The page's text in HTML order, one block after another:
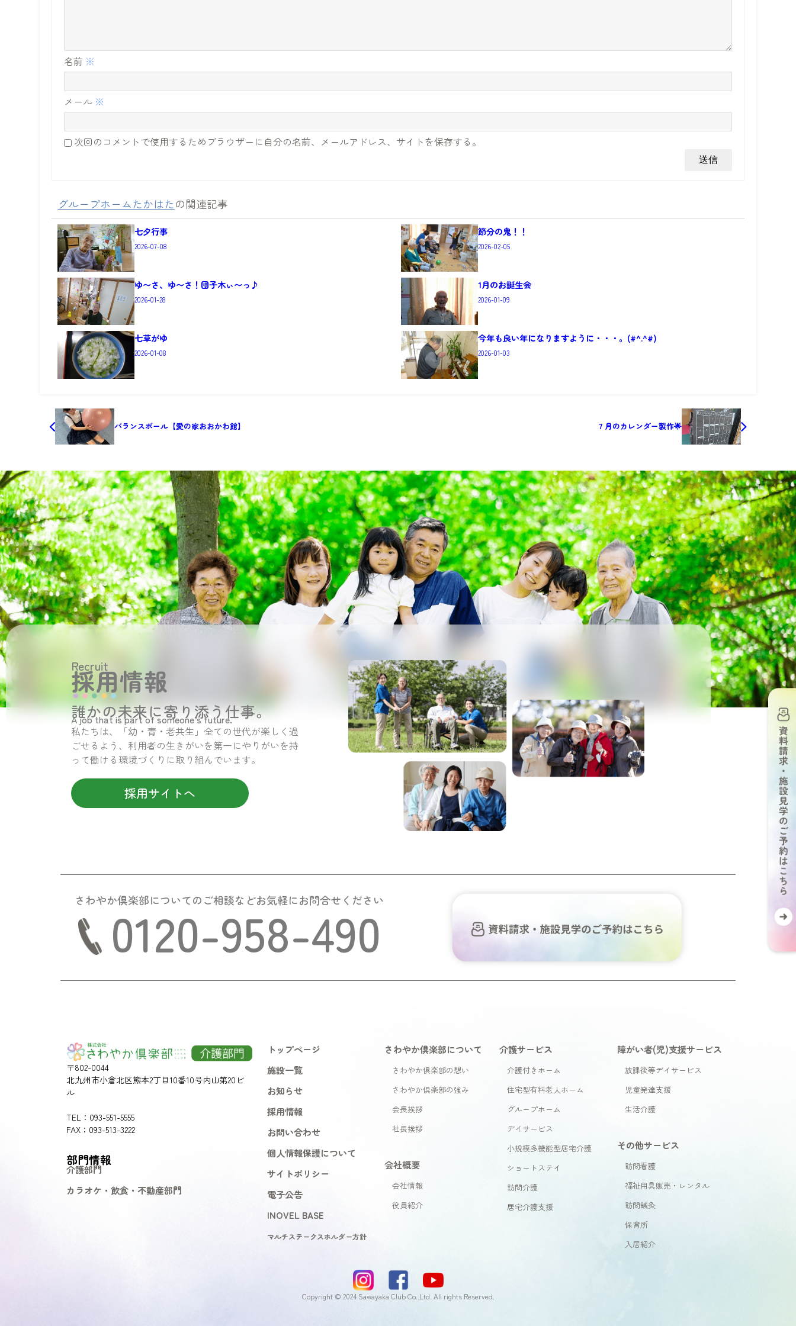
名前 ※
メール ※
次回のコメントで使用するためブラウザーに自分の名前、メールアドレス、サイトを保存する。
グループホームたかはたの関連記事
七夕行事
2026-07-08
節分の鬼！！
2026-02-05
ゆ〜さ、ゆ〜さ！団子木ぃ〜っ♪
2026-01-28
1月のお誕生会
2026-01-09
七草がゆ
2026-01-08
今年も良い年になりますように・・・。(#^.^#)
2026-01-03
バランスボール【愛の家おおかわ館】 ７月のカレンダー製作🌟
Recruit
採用情報
誰かの未来に寄り添う仕事。
A job that is part of someone’s future.
私たちは、「幼・青・老共生」全ての世代が楽しく過
ごせるよう、利用者の生きがいを第一にやりがいを持
って働ける環境づくりに取り組んでいます。
採用サイトへ
さわやか倶楽部についてのご相談などお気軽にお問合せください
0120-958-490
〒802-0044
北九州市小倉北区熊本2丁目10番10号内山第20ビ
ル
TEL：093-551-5555
FAX：093-513-3222
部門情報
介護部門
カラオケ・飲食・不動産部門
トップページ
施設一覧
お知らせ
採用情報
お問い合わせ
個人情報保護について
サイトポリシー
電子公告
INOVEL BASE
マルチステークスホルダー方針
さわやか倶楽部について
さわやか倶楽部の想い
さわやか倶楽部の強み
会長挨拶
社長挨拶
会社概要
会社情報
役員紹介
介護サービス
介護付きホーム
住宅型有料老人ホーム
グループホーム
デイサービス
小規模多機能型居宅介護
ショートステイ
訪問介護
居宅介護支援
障がい者(児)支援サービス
放課後等デイサービス
児童発達支援
生活介護
その他サービス
訪問看護
福祉用具販売・レンタル
訪問鍼灸
保育所
入居紹介
Copyright © 2024 Sawayaka Club Co.,Ltd. All rights Reserved.